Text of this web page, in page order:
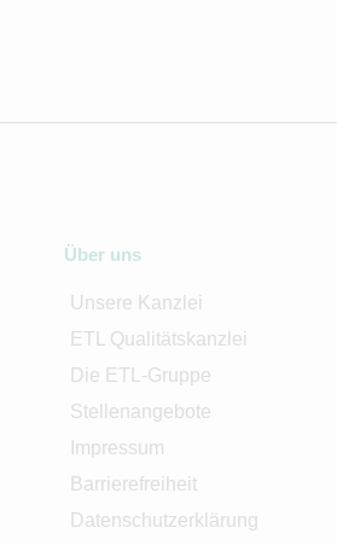
Über uns
Unsere Kanzlei
ETL Qualitätskanzlei
Die ETL-Gruppe
Stellenangebote
Impressum
Barrierefreiheit
Datenschutzerklärung